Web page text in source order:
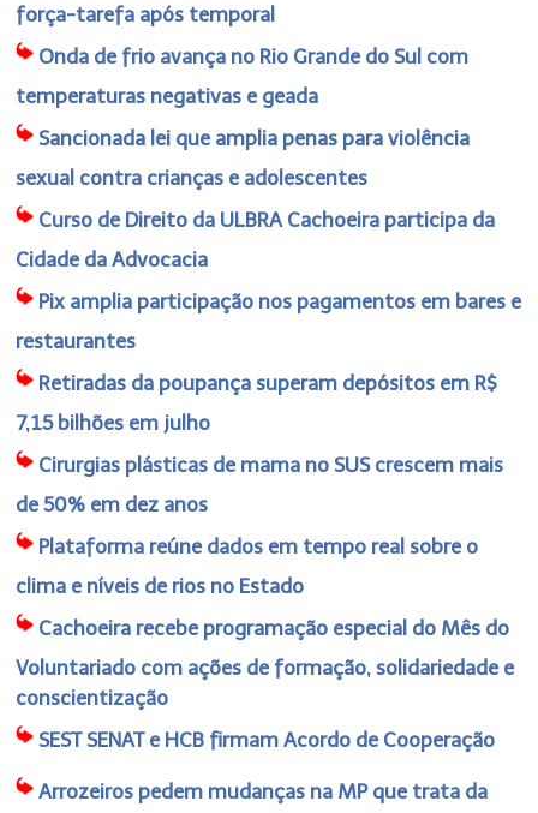
força-tarefa após temporal
Onda de frio avança no Rio Grande do Sul com
temperaturas negativas e geada
Sancionada lei que amplia penas para violência
sexual contra crianças e adolescentes
Curso de Direito da ULBRA Cachoeira participa da
Cidade da Advocacia
Pix amplia participação nos pagamentos em bares e
restaurantes
Retiradas da poupança superam depósitos em R$
7,15 bilhões em julho
Cirurgias plásticas de mama no SUS crescem mais
de 50% em dez anos
Plataforma reúne dados em tempo real sobre o
clima e níveis de rios no Estado
Cachoeira recebe programação especial do Mês do
Voluntariado com ações de formação, solidariedade e
conscientização
SEST SENAT e HCB firmam Acordo de Cooperação
Arrozeiros pedem mudanças na MP que trata da